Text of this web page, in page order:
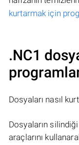
kurtarmak için
.NC1
Dosyaları nasıl
Dosyaların
araçlarını